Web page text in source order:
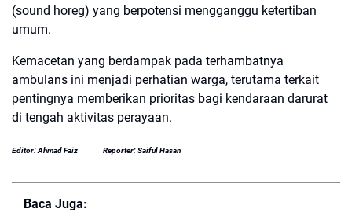
(sound horeg) yang berpotensi mengganggu ketertiban
umum.
Kemacetan yang berdampak pada terhambatnya
ambulans ini menjadi perhatian warga, terutama terkait
pentingnya memberikan prioritas bagi kendaraan darurat
di tengah aktivitas perayaan.
Editor: Ahmad Faiz Reporter: Saiful Hasan
Baca Juga: